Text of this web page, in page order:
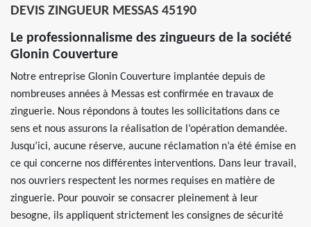
DEVIS ZINGUEUR MESSAS 45190
Le professionnalisme des zingueurs de la société
Glonin Couverture
Notre entreprise Glonin Couverture implantée depuis de
nombreuses années à Messas est confirmée en travaux de
zinguerie. Nous répondons à toutes les sollicitations dans ce
sens et nous assurons la réalisation de l’opération demandée.
Jusqu’ici, aucune réserve, aucune réclamation n’a été émise en
ce qui concerne nos différentes interventions. Dans leur travail,
nos ouvriers respectent les normes requises en matière de
zinguerie. Pour pouvoir se consacrer pleinement à leur
besogne, ils appliquent strictement les consignes de sécurité